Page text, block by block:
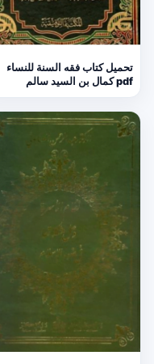
تحميل كتاب فقه السنة للنساء
pdf كمال بن السيد سالم